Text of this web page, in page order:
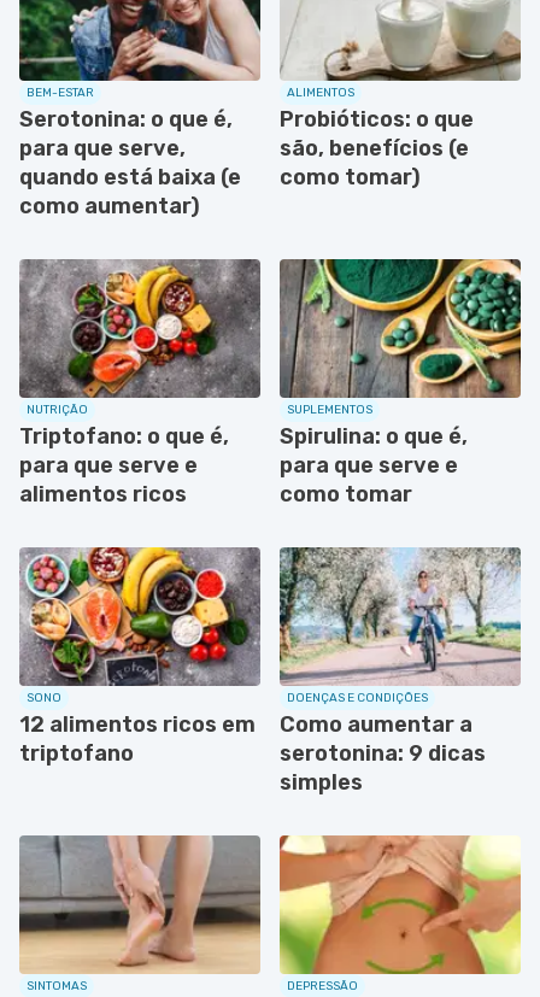
BEM-ESTAR
Serotonina: o que é,
para que serve,
quando está baixa (e
como aumentar)
ALIMENTOS
Probióticos: o que
são, benefícios (e
como tomar)
NUTRIÇÃO
Triptofano: o que é,
para que serve e
alimentos ricos
SUPLEMENTOS
Spirulina: o que é,
para que serve e
como tomar
SONO
12 alimentos ricos em
triptofano
DOENÇAS E CONDIÇÕES
Como aumentar a
serotonina: 9 dicas
simples
SINTOMAS DEPRESSÃO